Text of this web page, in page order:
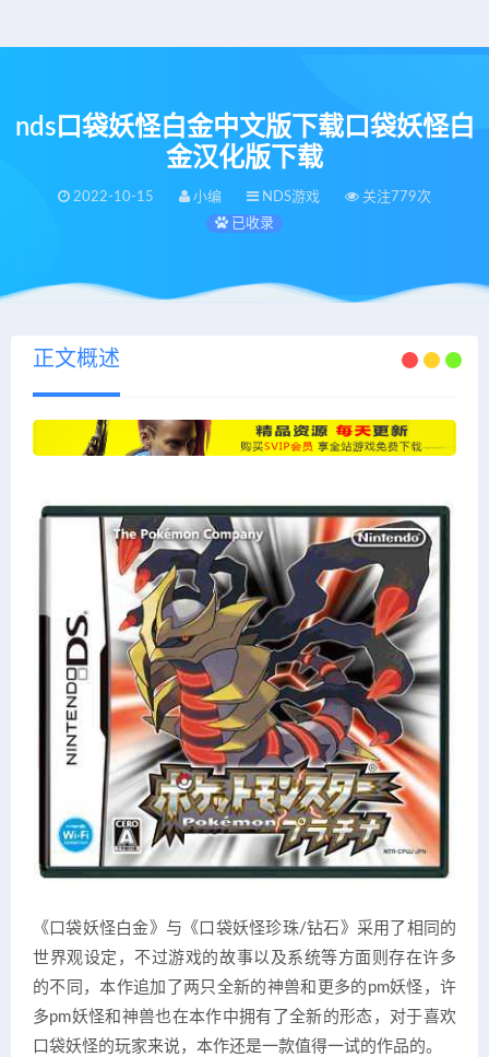
nds口袋妖怪白金中文版下载口袋妖怪白
金汉化版下载
2022-10-15 小编 NDS游戏
关注779次
已收录
正文概述
《口袋妖怪白金》与《口袋妖怪珍珠/钻石》采用了相同的
世界观设定，不过游戏的故事以及系统等方面则存在许多
的不同，本作追加了两只全新的神兽和更多的pm妖怪，许
多pm妖怪和神兽也在本作中拥有了全新的形态，对于喜欢
口袋妖怪的玩家来说，本作还是一款值得一试的作品的。